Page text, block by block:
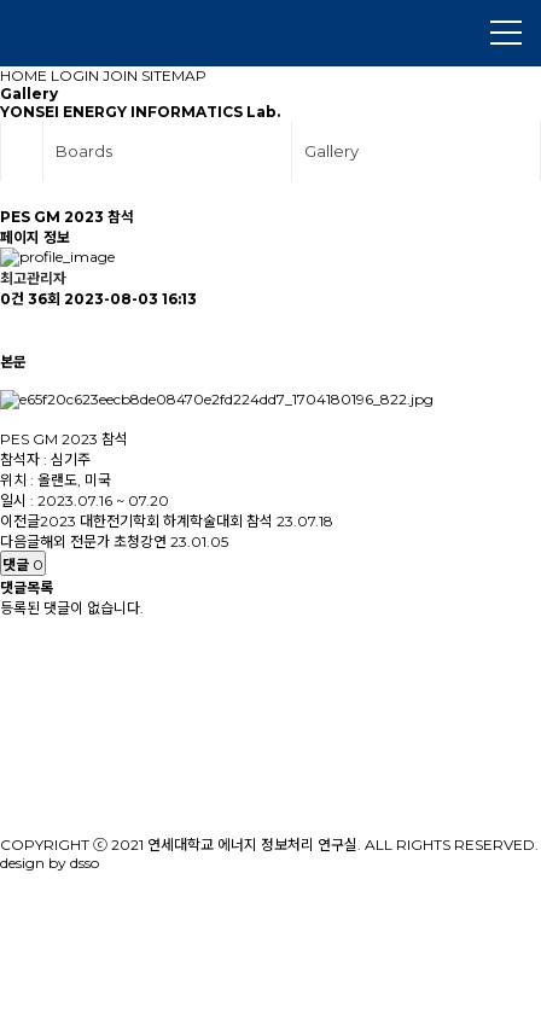
HOME LOGIN JOIN SITEMAP
Gallery
YONSEI ENERGY INFORMATICS Lab.
Boards Gallery
PES GM 2023 참석
페이지 정보
최고관리자
0건 36회 2023-08-03 16:13
본문
PES GM 2023 참석
참석자 : 심기주
위치 : 올랜도, 미국
일시 : 2023.07.16 ~ 07.20
이전글2023 대한전기학회 하계학술대회 참석 23.07.18
다음글해외 전문가 초청강연 23.01.05
댓글 0
댓글목록
등록된 댓글이 없습니다.
COPYRIGHT ⓒ 2021 연세대학교 에너지 정보처리 연구실. ALL RIGHTS RESERVED.
design by dsso